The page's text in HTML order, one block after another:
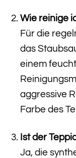
Wie reinige
Für die
das
einem
aggressive
Farbe des
Ist der
Ja, die